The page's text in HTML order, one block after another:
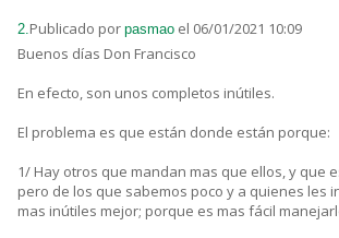
2. Publicado por pasmao el 06/01/2021 10:09
Buenos días Don Francisco
En efecto, son unos completos inútiles.
El problema es que están donde están porque:
1/ Hay otros que mandan mas que ellos, y que
pero de los que sabemos poco y a quienes les
mas inútiles mejor; porque es mas fácil